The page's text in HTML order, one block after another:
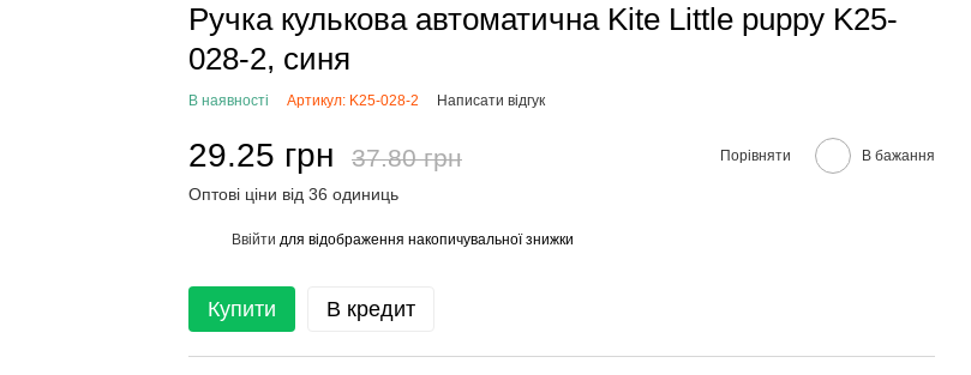
Ручка кулькова автоматична Kite Little puppy K25-
028-2, синя
В наявності Артикул: K25-028-2 Написати відгук
29.25 грн 37.80 грн Порівняти В бажання
Оптові ціни від 36 одиниць
Ввійти для відображення накопичувальної знижки
Купити В кредит